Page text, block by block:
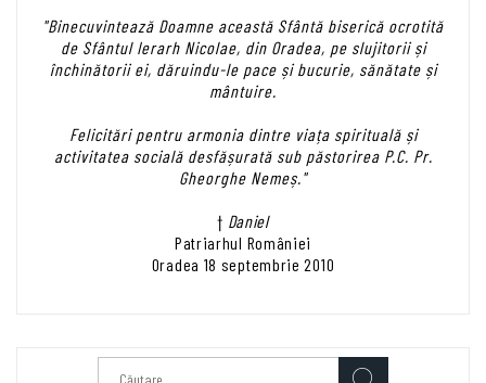
"Binecuvintează Doamne această Sfântă biserică ocrotită
de Sfântul Ierarh Nicolae, din Oradea, pe slujitorii și
închinătorii ei, dăruindu-le pace și bucurie, sănătate și
mântuire.
Felicitări pentru armonia dintre viața spirituală și
activitatea socială desfășurată sub păstorirea P.C. Pr.
Gheorghe Nemeș."
† Daniel
Patriarhul României
Oradea 18 septembrie 2010